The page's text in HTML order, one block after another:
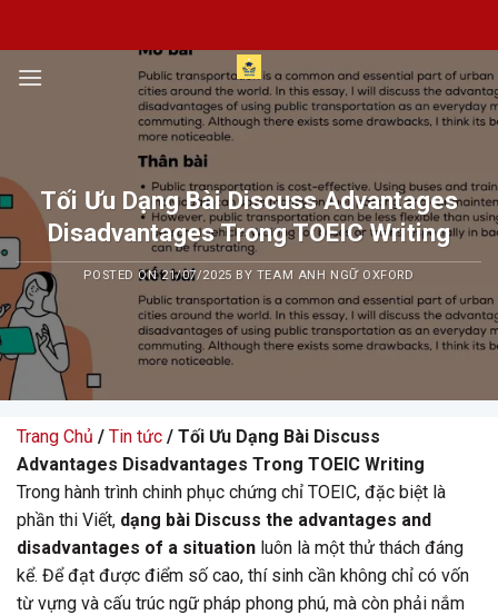
content
Tối Ưu Dạng Bài Discuss Advantages
Disadvantages Trong TOEIC Writing
POSTED ON21/07/2025 BY TEAM ANH NGỮ OXFORD
Trang Chủ / Tin tức / Tối Ưu Dạng Bài Discuss
Advantages Disadvantages Trong TOEIC Writing
Trong hành trình chinh phục chứng chỉ TOEIC, đặc biệt là
phần thi Viết, dạng bài Discuss the advantages and
disadvantages of a situation luôn là một thử thách đáng
kể. Để đạt được điểm số cao, thí sinh cần không chỉ có vốn
từ vựng và cấu trúc ngữ pháp phong phú, mà còn phải nắm